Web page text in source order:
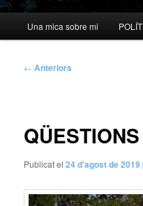
Una mica sobre mi
Navegació
← Anteriors
Publicat el24 d'agost de 2019